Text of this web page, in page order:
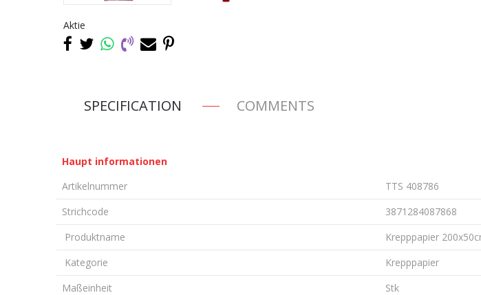
Aktie
SPECIFICATION COMMENTS
Haupt informationen
Artikelnummer
TTS 408786
Strichcode
3871284087868
Produktname
Krepppapier
Kategorie
Krepppapier
Maßeinheit
Stk